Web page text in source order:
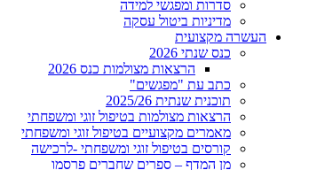
סדרות ומפגשי למידה
מדיניות ביטול עסקה
העשרה מקצועית
כנס שנתי 2026
הרצאות מצולמות כנס 2026
כתב עת "מפגשים"
תוכנית שנתית 2025/26
הרצאות מצולמות בטיפול זוגי ומשפחתי
מאמרים מקצועיים בטיפול זוגי ומשפחתי
קורסים בטיפול זוגי ומשפחתי -לרכישה
מן המדף – ספרים שחברים פרסמו